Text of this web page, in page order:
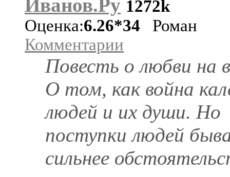
Иванов.Ру 1272k
Оценка:6.26*34 Роман
Комментарии
Повесть о любви на
О том, как война
людей и их души. Но
поступки людей
сильнее